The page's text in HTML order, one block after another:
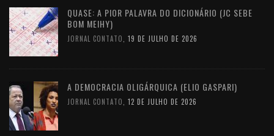
QUASE: A PIOR PALAVRA DO DICIONÁRIO (JC SEBE
BOM MEIHY)
JORNAL CONTATO 19 DE JULHO DE 2026
A DEMOCRACIA OLIGÁRQUICA (ELIO GASPARI)
JORNAL CONTATO 12 DE JULHO DE 2026